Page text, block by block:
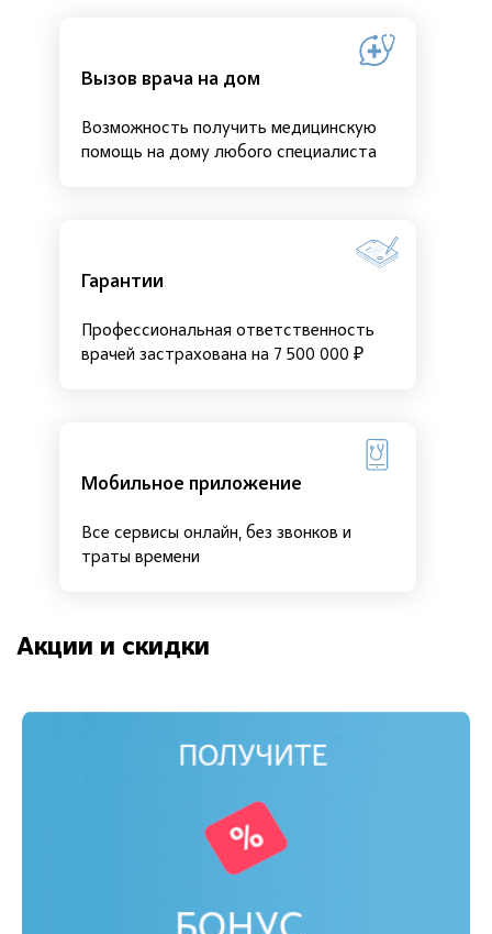
Вызов врача на дом
Возможность получить медицинскую
помощь на дому любого специалиста
Гарантии
Профессиональная ответственность
врачей застрахована на 7 500 000 ₽
Мобильное приложение
Все сервисы онлайн, без звонков и
траты времени
Акции и скидки